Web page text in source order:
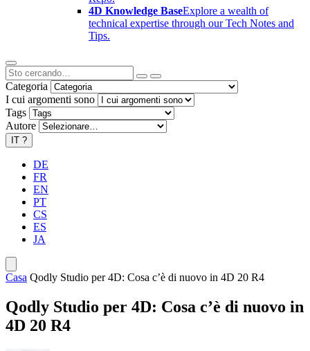
4D Knowledge BaseExplore a wealth of
technical expertise through our Tech Notes and
Tips.
Categoria
I cui argomenti sono
Tags
Autore
IT ?
DE
FR
EN
PT
CS
ES
JA
Casa Qodly Studio per 4D: Cosa c’è di nuovo in 4D 20 R4
Qodly Studio per 4D: Cosa c’è di nuovo in
4D 20 R4